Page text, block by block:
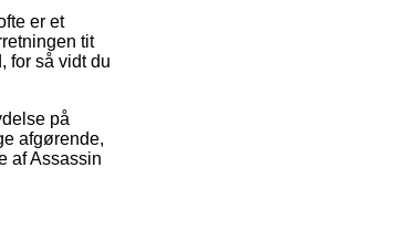
er et
tit
for så vidt du
på
afgørende,
af Assassin